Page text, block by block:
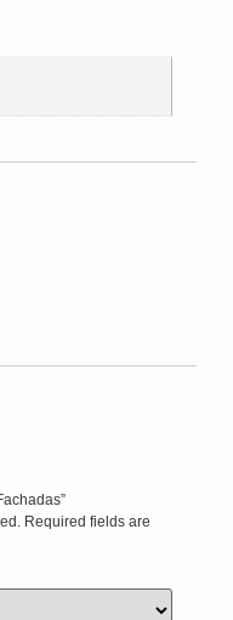
Required fields are